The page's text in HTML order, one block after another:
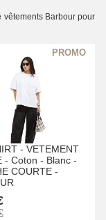
Barbour pour
- VETEMENT
- Coton - Blanc -
COURTE -